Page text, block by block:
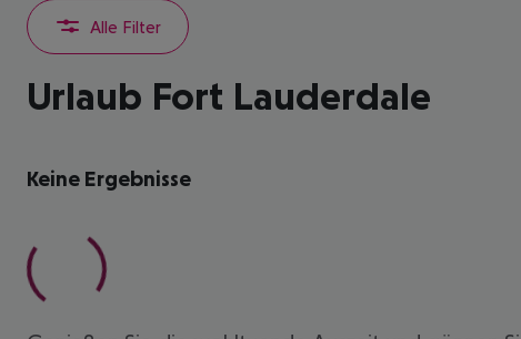
Alle Filter
Urlaub Fort Lauderdale
Keine Ergebnisse